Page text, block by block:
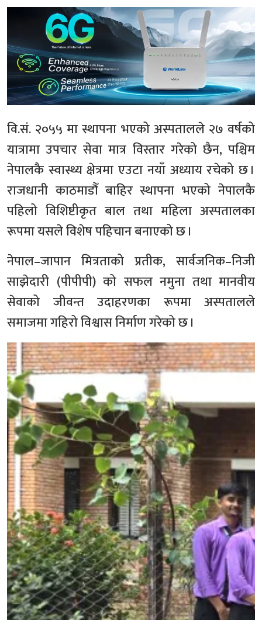
वि.सं. २०५५ मा स्थापना भएको अस्पतालले २७ वर्षको
यात्रामा उपचार सेवा मात्र विस्तार गरेको छैन, पश्चिम
नेपालकै स्वास्थ्य क्षेत्रमा एउटा नयाँ अध्याय रचेको छ ।
राजधानी काठमाडौँ बाहिर स्थापना भएको नेपालकै
पहिलो विशिष्टीकृत बाल तथा महिला अस्पतालका
रूपमा यसले विशेष पहिचान बनाएको छ ।
नेपाल–जापान मित्रताको प्रतीक, सार्वजनिक–निजी
साझेदारी (पीपीपी) को सफल नमुना तथा मानवीय
सेवाको जीवन्त उदाहरणका रूपमा अस्पतालले
समाजमा गहिरो विश्वास निर्माण गरेको छ ।